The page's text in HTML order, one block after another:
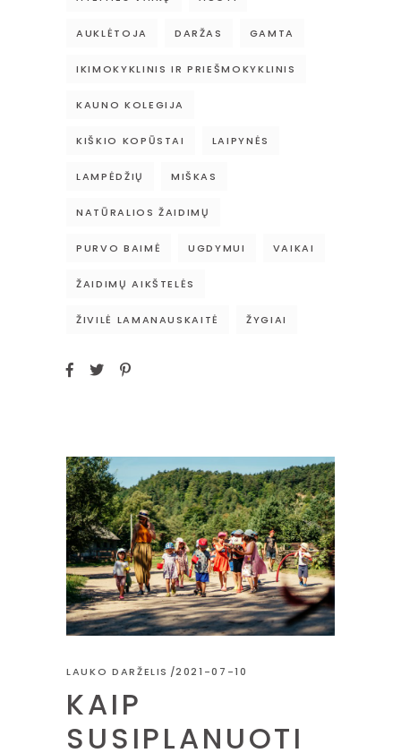
AUKLĖTOJA DARŽAS GAMTA
IKIMOKYKLINIS IR PRIEŠMOKYKLINIS
KAUNO KOLEGIJA
KIŠKIO KOPŪSTAI LAIPYNĖS
LAMPĖDŽIŲ MIŠKAS
NATŪRALIOS ŽAIDIMŲ
PURVO BAIMĖ UGDYMUI VAIKAI
ŽAIDIMŲ AIKŠTELĖS
ŽIVILĖ LAMANAUSKAITĖ ŽYGIAI
LAUKO DARŽELIS 2021-07-10
KAIP
SUSIPLANUOTI